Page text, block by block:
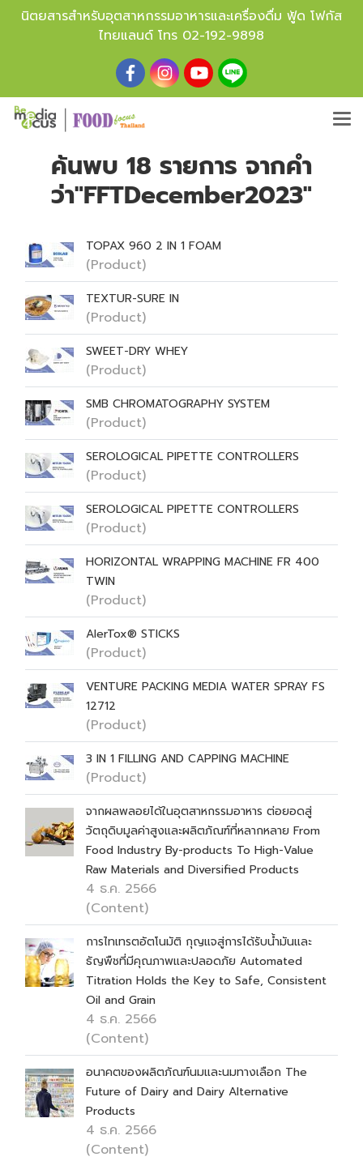
นิตยสารสำหรับอุตสาหกรรมอาหารและเครื่องดื่ม ฟู้ด โฟกัส
ไทยแลนด์ โทร 02-192-9898
ค้นพบ 18 รายการ จากคำ
ว่า"FFTDecember2023"
TOPAX 960 2 IN 1 FOAM
(Product)
TEXTUR-SURE IN
(Product)
SWEET-DRY WHEY
(Product)
SMB CHROMATOGRAPHY SYSTEM
(Product)
SEROLOGICAL PIPETTE CONTROLLERS
(Product)
SEROLOGICAL PIPETTE CONTROLLERS
(Product)
HORIZONTAL WRAPPING MACHINE FR 400
TWIN
(Product)
AlerTox® STICKS
(Product)
VENTURE PACKING MEDIA WATER SPRAY FS
12712
(Product)
3 IN 1 FILLING AND CAPPING MACHINE
(Product)
จากผลพลอยได้ในอุตสาหกรรมอาหาร ต่อยอดสู่
วัตถุดิบมูลค่าสูงและผลิตภัณฑ์ที่หลากหลาย From
Food Industry By-products To High-Value
Raw Materials and Diversified Products
4 ธ.ค. 2566
(Content)
การไทเทรตอัตโนมัติ กุญแจสู่การได้รับน้ำมันและ
ธัญพืชที่มีคุณภาพและปลอดภัย Automated
Titration Holds the Key to Safe, Consistent
Oil and Grain
4 ธ.ค. 2566
(Content)
อนาคตของผลิตภัณฑ์นมและนมทางเลือก The
Future of Dairy and Dairy Alternative
Products
4 ธ.ค. 2566
(Content)